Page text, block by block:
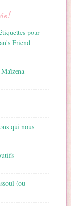
pour
Friend
qui nous
(ou